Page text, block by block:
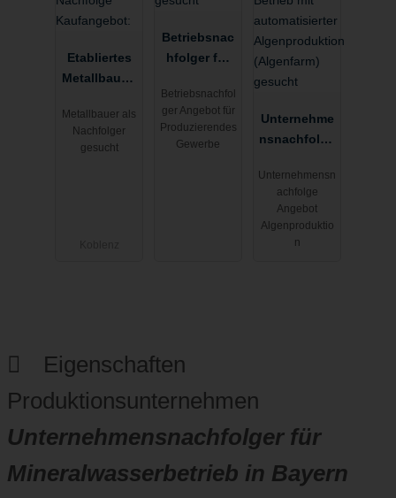
Etabliertes
Metallbauun
im Harz
sucht
Metallbauer als
Nachfolger
gesucht
Betriebsnac
hfolger für
Genuss
Manufaktur
im Saarland
Betriebsnachfol
ger Angebot für
Produzierendes
Gewerbe
Unternehme
nsnachfolge
für Betrieb
mit
automatisier
ter
Unternehmensn
achfolge
Angebot
Algenproduktio
n
Eigenschaften
Produktionsunternehmen
Unternehmensnachfolger für
Mineralwasserbetrieb in Bayern